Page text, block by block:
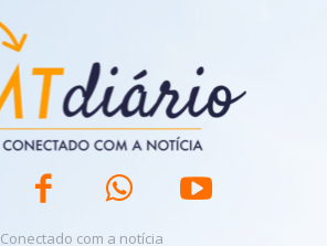
Conectado com a notícia